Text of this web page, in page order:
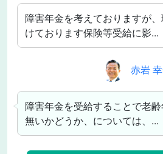
障害年金を考えておりますが
けております保険等受給に影...
赤岩
障害年金を受給することで老
無いかどうか、については、...